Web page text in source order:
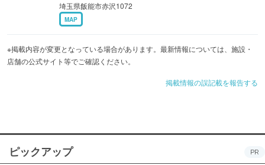
埼玉県飯能市赤沢1072
MAP
※掲載内容が変更となっている場合があります。最新情報については、施設・
店舗の公式サイト等でご確認ください。
掲載情報の誤記載を報告する
ピックアップ PR